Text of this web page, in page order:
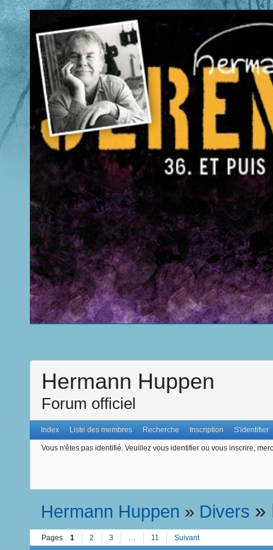
Hermann Huppen
Forum officiel
Index Liste des membres Recherche Inscription S'identifier
Vous n'êtes pas identifié. Veuillez vous identifier ou vous inscrire,
Hermann Huppen » Divers »
Pages 1 2 3 11 Suivant